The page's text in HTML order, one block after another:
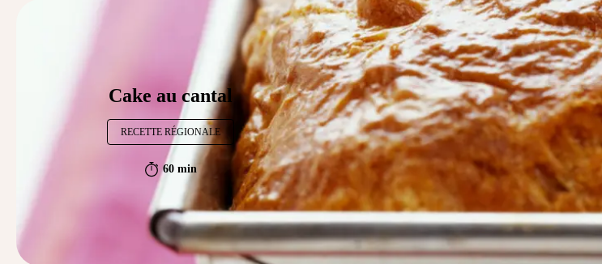
Cake au cantal
RECETTE RÉGIONALE
60 min